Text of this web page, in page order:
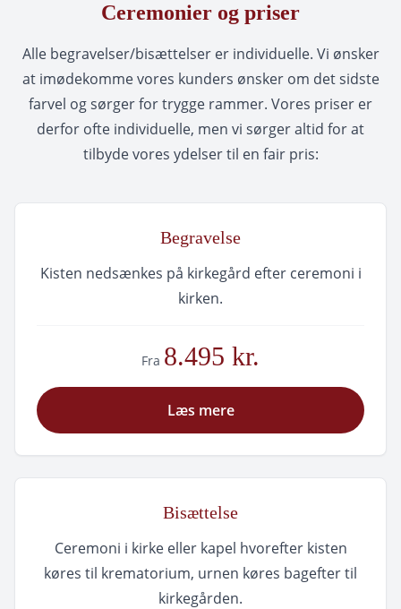
Ceremonier og priser
Alle begravelser/bisættelser er individuelle. Vi ønsker
at imødekomme vores kunders ønsker om det sidste
farvel og sørger for trygge rammer. Vores priser er
derfor ofte individuelle, men vi sørger altid for at
tilbyde vores ydelser til en fair pris:
Begravelse
Kisten nedsænkes på kirkegård efter ceremoni i
kirken.
Fra 8.495 kr.
Læs mere
Bisættelse
Ceremoni i kirke eller kapel hvorefter kisten
køres til krematorium, urnen køres bagefter til
kirkegården.